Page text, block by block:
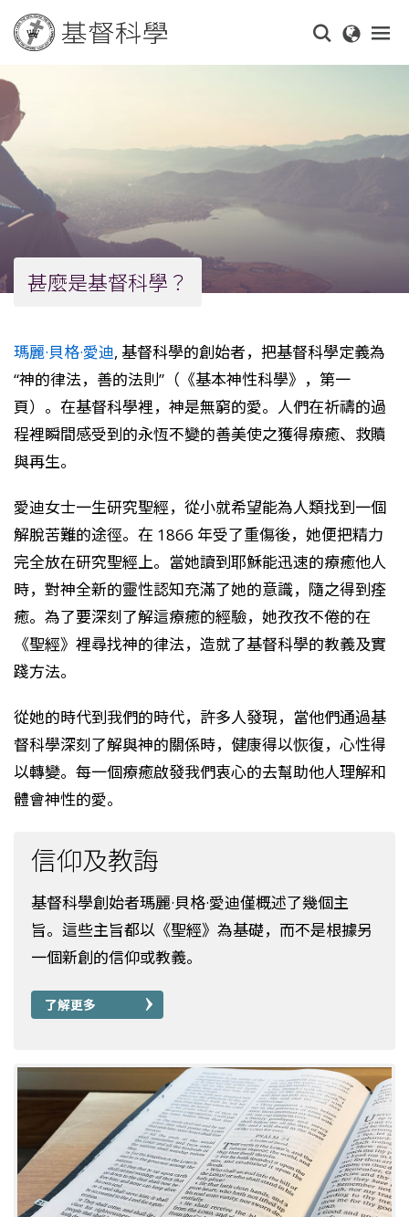
main
甚麼是基督科學？
瑪麗·貝格·愛迪, 基督科學的創始者，把基督科學定義為
“神的律法，善的法則”（《基本神性科學》，第一
頁）。在基督科學裡，神是無窮的愛。人們在祈禱的過
程裡瞬間感受到的永恆不變的善美使之獲得療癒、救贖
與再生。
愛迪女士一生研究聖經，從小就希望能為人類找到一個
解脫苦難的途徑。在 1866 年受了重傷後，她便把精力
完全放在研究聖經上。當她讀到耶穌能迅速的療癒他人
時，對神全新的靈性認知充滿了她的意識，隨之得到痊
癒。為了要深刻了解這療癒的經驗，她孜孜不倦的在
《聖經》裡尋找神的律法，造就了基督科學的教義及實
踐方法。
從她的時代到我們的時代，許多人發現，當他們通過基
督科學深刻了解與神的關係時，健康得以恢復，心性得
以轉變。每一個療癒啟發我們衷心的去幫助他人理解和
體會神性的愛。
信仰及教誨
基督科學創始者瑪麗·貝格·愛迪僅概述了幾個主
旨。這些主旨都以《聖經》為基礎，而不是根據另
一個新創的信仰或教義。
了解更多